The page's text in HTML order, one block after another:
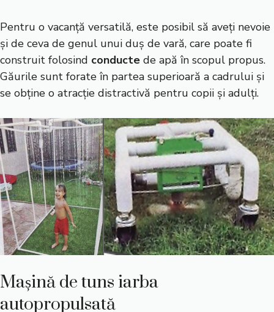
Pentru o vacanță versatilă, este posibil să aveți nevoie
și de ceva de genul unui duș de vară, care poate fi
construit folosind conducte de apă în scopul propus.
Găurile sunt forate în partea superioară a cadrului și
se obține o atracție distractivă pentru copii și adulți.
Mașină de tuns iarba
autopropulsată